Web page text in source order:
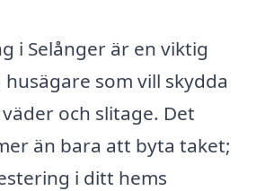
i Selånger är en viktig
som vill skydda
och slitage. Det
än bara att byta taket;
i ditt hems